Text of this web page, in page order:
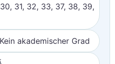
31, 32, 33, 37, 38, 39,
Kein akademischer Grad